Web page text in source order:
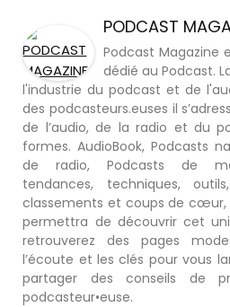
PODCAST
Podcast Magazine
dédié au Podcast.
l'industrie du podcast et de
des podcasteurs.euses il
de l’audio, de la radio et du
formes. AudioBook, Podcasts
de radio, Podcasts de
tendances, techniques,
classements et coups de cœur,
permettra de découvrir cet
retrouverez des pages
l’écoute et les clés pour vous
partager des conseils de
podcasteur•euse.